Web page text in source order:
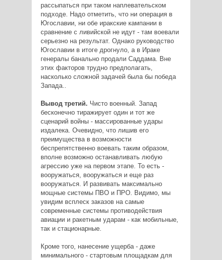
рассыпаться при таком наплевательском
подходе. Надо отметить, что ни операция в
Югославии, ни обе иракские кампании в
сравнение с ливийской не идут - там воевали
серьезно на результат. Однако руководство
Югославии в итоге дрогнуло, а в Ираке
генералы банально продали Саддама. Вне
этих факторов трудно предполагать,
насколько сложной задачей была бы победа
Запада..
Вывод третий. Чисто военный. Запад
бесконечно тиражирует один и тот же
сценарий войны - массированные удары
издалека. Очевидно, что лишив его
преимущества в возможности
беспрепятственно воевать таким образом,
вполне возможно останавливать любую
агрессию уже на первом этапе. То есть -
вооружаться, вооружаться и еще раз
вооружаться. И развивать максимально
мощные системы ПВО и ПРО. Видимо, мы
увидим всплеск заказов на самые
современные системы противодействия
авиации и ракетным ударам - как мобильные,
так и стационарные.
Кроме того, нанесение ущерба - даже
минимального - стартовым площадкам для